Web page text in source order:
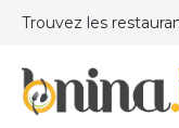
Trouvez les